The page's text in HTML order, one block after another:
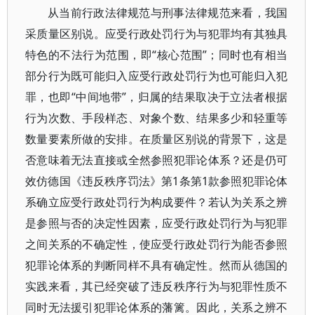
从当前行政法律规范与刑事法律规范来看，我国
采质量区别说。应受行政处罚行为与犯罪均有其独具
特色的不法行为范围，即“核心范围”；同时也有相当
部分行为既可能归入应受行政处罚行为也可能归入犯
罪，也即“中间地带”，归属的结果取决于立法者根据
行为次数、手段样态、对象个数、结果多少和轻重等
数量要素所做的安排。在质量区别说的背景下，这是
否意味着无法直接或全然参照犯罪论体系？还是仍可
效仿德国《违反秩序罚法》第1条第1款参照犯罪论体
系确立应受行政处罚行为构成要件？若认为关系之辨
是参照与否的决定性因素，应受行政处罚行为与犯罪
之间关系的不确定性，使应受行政处罚行为能否参照
犯罪论体系的判断同样不具有确定性。然而从德国的
实践来看，其已经突破了违反秩序行为与犯罪性质不
同时无法援引犯罪论体系的藩篱。因此，关系之辨不